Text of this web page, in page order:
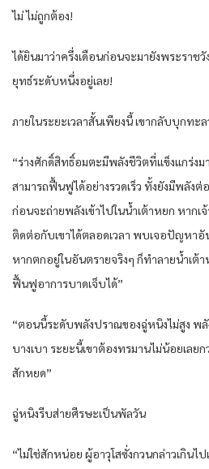
ไม่ ไม่ถูกต้อง!
ได้ยินมาว่าครึ่งเดือนก่อนจะมายังพระราชวั
ยุทธ์ระดับหนึ่งอยู่เลย!
ภายในระยะเวลาสั้นเพียงนี้ เขากลับบุกทะ
“ร่างศักดิ์สิทธิ์อมตะมีพลังชีวิตที่แข็งแกร่งม
สามารถฟื้นฟูได้อย่างรวดเร็ว ทั้งยังมีพลัง
ก่อนจะถ่ายพลังเข้าไปในน้ำเต้าหยก หากเ
ติดต่อกับเขาได้ตลอดเวลา พบเจอปัญหาอัน
หากตกอยู่ในอันตรายจริงๆ ก็ทำลายน้ำเต้า
ฟื้นฟูอาการบาดเจ็บได้”
“ตอนนี้ระดับพลังปราณของฉู่หนิงไม่สูง พ
บางเบา ระยะนี้เขาต้องทรมานไม่น้อยเล
สักหยด”
ฉู่หนิงรีบส่ายศีรษะเป็นพัลวัน
“ไม่ใช่สักหน่อย ผู้อาวุโสซั่งกวนกล่าวเกินไ